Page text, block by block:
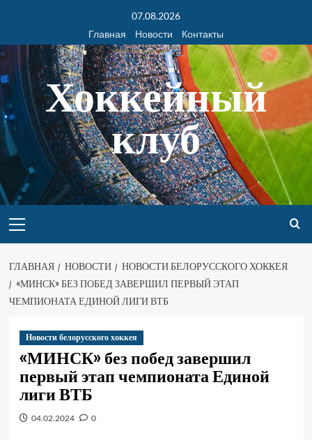
07.08.2026
Главная
Новости Контакты
Хоккейный
клуб
ГЛАВНАЯ НОВОСТИ
НОВОСТИ БЕЛОРУССКОГО ХОККЕЯ
«МИНСК» БЕЗ ПОБЕД ЗАВЕРШИЛ ПЕРВЫЙ ЭТАП
ЧЕМПИОНАТА ЕДИНОЙ ЛИГИ ВТБ
Новости белорусского хоккея
«МИНСК» без побед завершил
первый этап чемпионата Единой
лиги ВТБ
04.02.2024 0